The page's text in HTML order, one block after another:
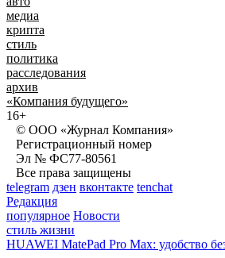
медиа
крипта
стиль
политика
расследования
архив
«Компания будущего»
16+
© ООО «Журнал Компания»
Регистрационный номер
Эл № ФС77-80561
Все права защищены
telegram дзен вконтакте tenchat
Редакция
популярное Новости
стиль жизни
HUAWEI MatePad Pro Max: удобство